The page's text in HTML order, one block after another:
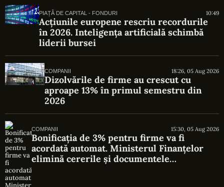
PIAȚĂ DE CAPITAL - FONDURI 10:49
Acțiunile europene rescriu recordurile
în 2026. Inteligența artificială schimbă
liderii bursei
COMPANII 18:26, 05 Aug 2026
Dizolvările de firme au crescut cu
aproape 13% în primul semestru din
2026
COMPANII 15:30, 05 Aug 2026
Bonificația de 3% pentru firme va fi
acordată automat. Ministerul Finanțelor
elimină cererile și documentele